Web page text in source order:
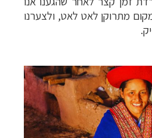
מתרוקן לאט לאט, ולצערנו